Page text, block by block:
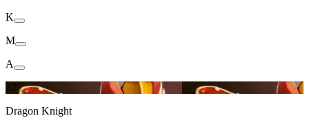
K
M
A
27
Dragon Knight